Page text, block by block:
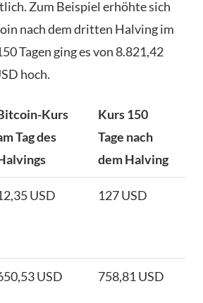
Zum Beispiel erhöhte sich
nach dem dritten Halving im
Tagen ging es von 8.821,42
hoch.
Kurs
Tag des
Kurs 150
Tage nach
dem Halving
USD 127 USD
USD 758,81 USD